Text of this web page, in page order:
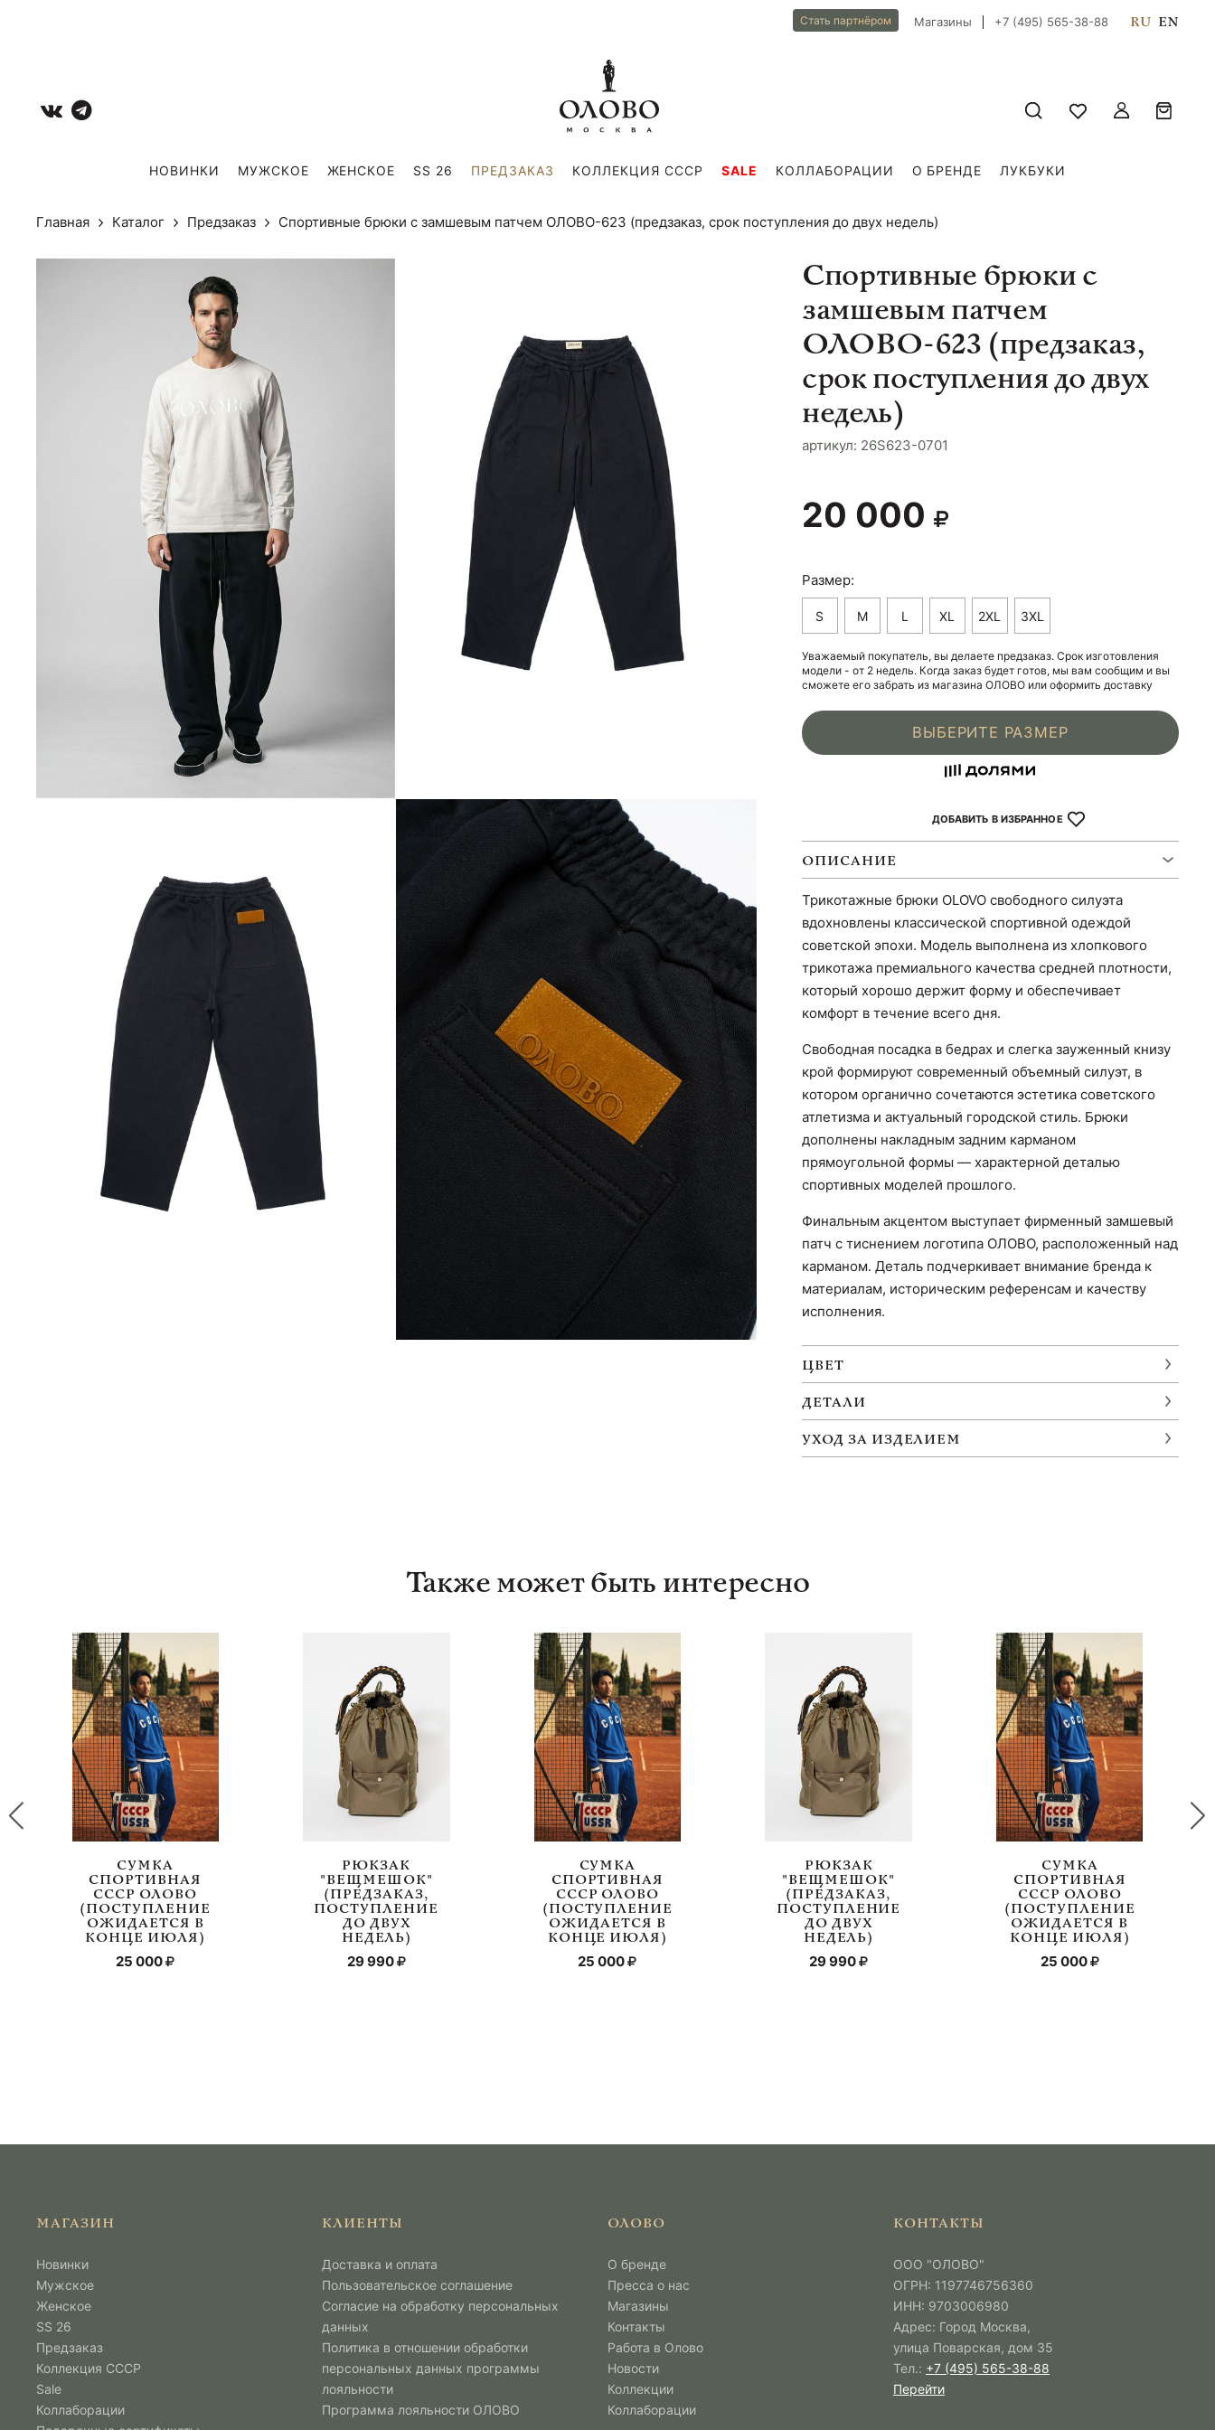
Стать партнёром Магазины +7 (495) 565-38-88 RU EN
НОВИНКИ МУЖCКОЕ ЖЕНСКОЕ SS 26 ПРЕДЗАКАЗ КОЛЛЕКЦИЯ СССР SALE КОЛЛАБОРАЦИИ О БРЕНДЕ ЛУКБУКИ
Главная Каталог Предзаказ Спортивные брюки с замшевым патчем ОЛОВО-623 (предзаказ, срок поступления до двух недель)
Спортивные брюки с
замшевым патчем
ОЛОВО-623 (предзаказ,
срок поступления до двух
недель)
aртикул: 26S623-0701
20 000
Размер:
S M L XL 2XL 3XL
Уважаемый покупатель, вы делаете предзаказ. Срок изготовления
модели - от 2 недель. Когда заказ будет готов, мы вам сообщим и вы
сможете его забрать из магазина ОЛОВО или оформить доставку
ВЫБЕРИТЕ РАЗМЕР
ДОБАВИТЬ В ИЗБРАННОЕ
ОПИСАНИЕ
Трикотажные брюки OLOVO свободного силуэта
вдохновлены классической спортивной одеждой
советской эпохи. Модель выполнена из хлопкового
трикотажа премиального качества средней плотности,
который хорошо держит форму и обеспечивает
комфорт в течение всего дня.
Свободная посадка в бедрах и слегка зауженный книзу
крой формируют современный объемный силуэт, в
котором органично сочетаются эстетика советского
атлетизма и актуальный городской стиль. Брюки
дополнены накладным задним карманом
прямоугольной формы — характерной деталью
спортивных моделей прошлого.
Финальным акцентом выступает фирменный замшевый
патч с тиснением логотипа ОЛОВО, расположенный над
карманом. Деталь подчеркивает внимание бренда к
материалам, историческим референсам и качеству
исполнения.
ЦВЕТ
ДЕТАЛИ
УХОД ЗА ИЗДЕЛИЕМ
Также может быть интересно
СУМКА
СПОРТИВНАЯ
СССР ОЛОВО
(ПОСТУПЛЕНИЕ
ОЖИДАЕТСЯ В
КОНЦЕ ИЮЛЯ)
25 000
РЮКЗАК
"ВЕЩМЕШОК"
(ПРЕДЗАКАЗ,
ПОСТУПЛЕНИЕ
ДО ДВУХ
НЕДЕЛЬ)
29 990
СУМКА
СПОРТИВНАЯ
СССР ОЛОВО
(ПОСТУПЛЕНИЕ
ОЖИДАЕТСЯ В
КОНЦЕ ИЮЛЯ)
25 000
РЮКЗАК
"ВЕЩМЕШОК"
(ПРЕДЗАКАЗ,
ПОСТУПЛЕНИЕ
ДО ДВУХ
НЕДЕЛЬ)
29 990
СУМКА
СПОРТИВНАЯ
СССР ОЛОВО
(ПОСТУПЛЕНИЕ
ОЖИДАЕТСЯ В
КОНЦЕ ИЮЛЯ)
25 000
МАГАЗИН
Новинки
Мужcкое
Женское
SS 26
Предзаказ
Коллекция СССР
Sale
Коллаборации
КЛИЕНТЫ
Доставка и оплата
Пользовательское соглашение
Согласие на обработку персональных
данных
Политика в отношении обработки
персональных данных программы
лояльности
Программа лояльности ОЛОВО
ОЛОВО
О бренде
Пресса о нас
Магазины
Контакты
Работа в Олово
Новости
Коллекции
Коллаборации
КОНТАКТЫ
ООО "ОЛОВО"
ОГРН: 1197746756360
ИНН: 9703006980
Адрес: Город Москва,
улица Поварская, дом 35
Тел.: +7 (495) 565-38-88
Перейти